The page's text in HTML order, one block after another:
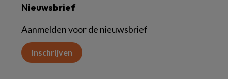
Nieuwsbrief
Aanmelden voor de nieuwsbrief
Inschrijven